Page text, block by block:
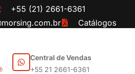
+55 (21) 2661-6361
Catálogos
Central de Vendas
+55 21 2661-6361